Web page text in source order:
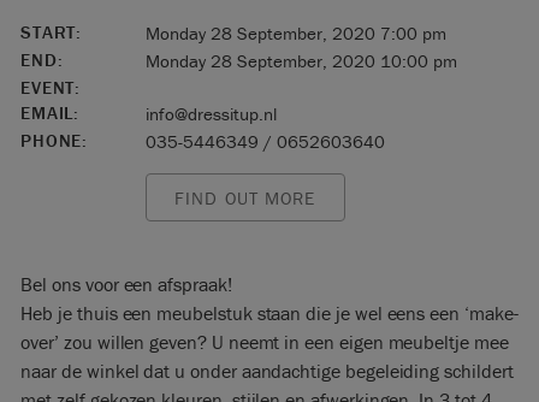
START:
Monday 28 September, 2020 7:00 pm
END:
Monday 28 September, 2020 10:00 pm
EVENT:
EMAIL:
info@dressitup.nl
PHONE:
035-5446349 / 0652603640
FIND OUT MORE
Bel ons voor een afspraak!
Heb je thuis een meubelstuk staan die je wel eens een ‘make-
over’ zou willen geven? U neemt in een eigen meubeltje mee
naar de winkel dat u onder aandachtige begeleiding schildert